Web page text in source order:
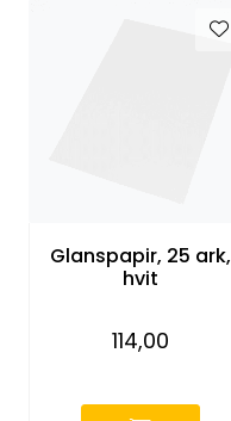
Glanspapir, 25 ark,
hvit
114,00